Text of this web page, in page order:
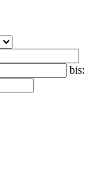
bis: